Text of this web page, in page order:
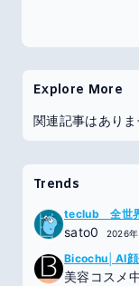
Explore More
関連記事はありま
Trends
teclub 全世
sato0 2026
Bicochu│AI顔
美容コスメ